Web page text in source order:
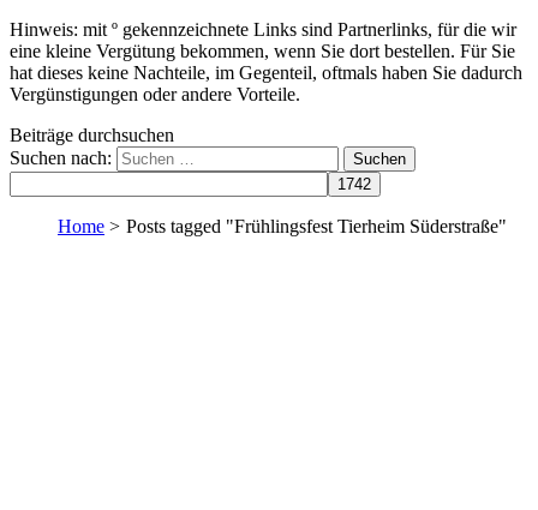
Hinweis: mit º gekennzeichnete Links sind Partnerlinks, für die wir
eine kleine Vergütung bekommen, wenn Sie dort bestellen. Für Sie
hat dieses keine Nachteile, im Gegenteil, oftmals haben Sie dadurch
Vergünstigungen oder andere Vorteile.
Beiträge durchsuchen
Suchen nach:
Home > Posts tagged "Frühlingsfest Tierheim Süderstraße"